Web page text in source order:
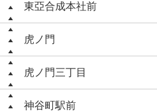
東亞合成本社前
虎ノ門
虎ノ門三丁目
神谷町駅前